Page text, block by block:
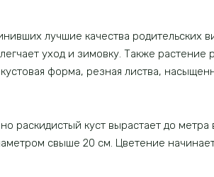
лучшие качества родительских
уход и зимовку. Также растение
форма, резная листва,
раскидистый куст вырастает до метра
свыше 20 см. Цветение